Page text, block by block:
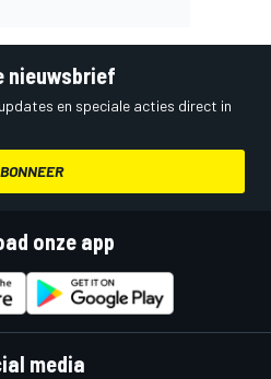
nieuwsbrief
en speciale acties direct in
onze app
media